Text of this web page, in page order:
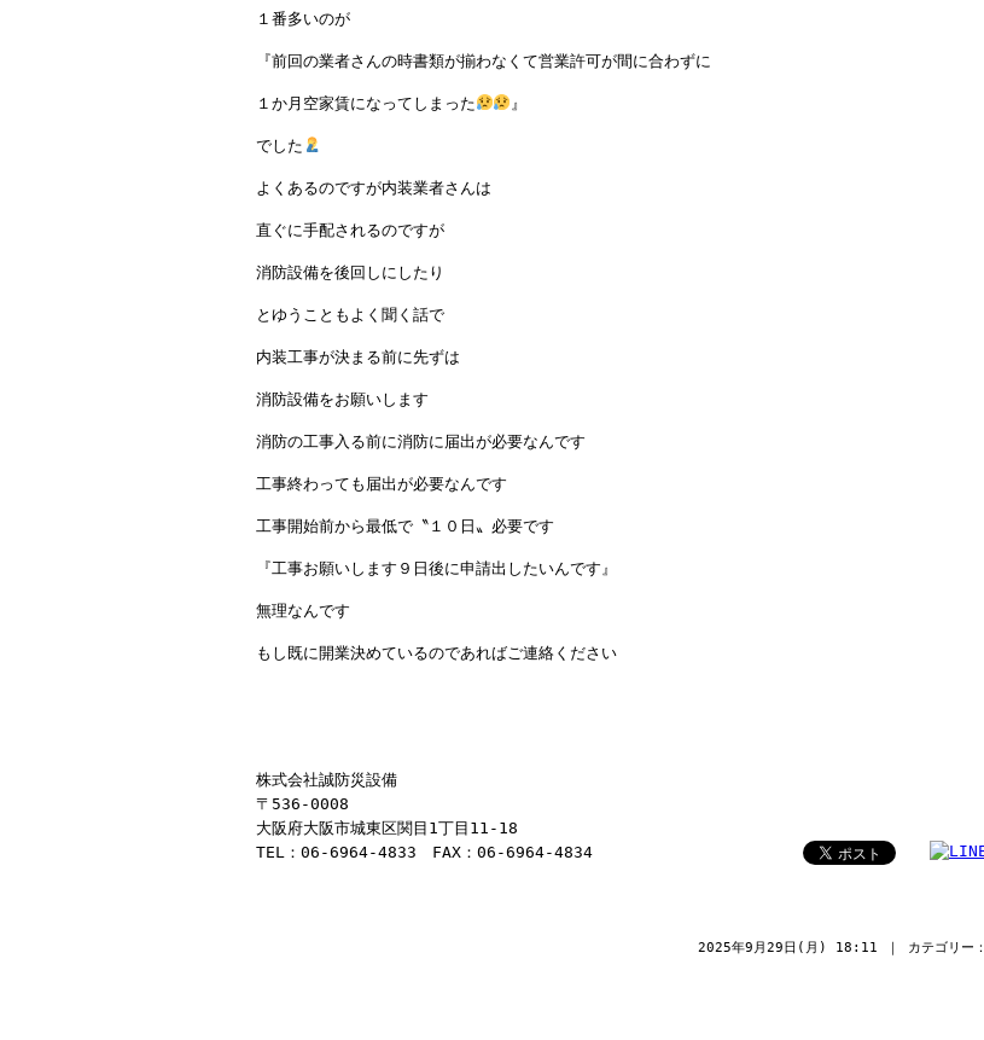
１番多いのが
『前回の業者さんの時書類が揃わなくて営業許可が間に合わずに
１か月空家賃になってしまった 』
でした
よくあるのですが内装業者さんは
直ぐに手配されるのですが
消防設備を後回しにしたり
とゆうこともよく聞く話で
内装工事が決まる前に先ずは
消防設備をお願いします
消防の工事入る前に消防に届出が必要なんです
工事終わっても届出が必要なんです
工事開始前から最低で〝１０日〟必要です
『工事お願いします９日後に申請出したいんです』
無理なんです
もし既に開業決めているのであればご連絡ください
株式会社誠防災設備
〒536-0008
大阪府大阪市城東区関目1丁目11-18
TEL：06-6964-4833 FAX：06-6964-4834
2025年9月29日(月) 18:11 ｜ カテゴリー：